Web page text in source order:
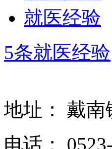
就医经验
5条就医经验
地址：
戴
电话：